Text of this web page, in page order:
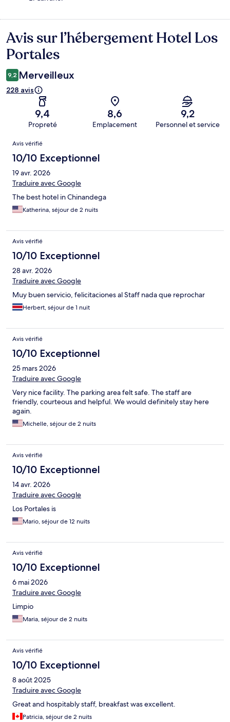
Avis
Avis sur l’hébergement Hotel Los
Portales
9,2 Merveilleux
228 avis
9,4
Propreté
8,6
Emplacement
9,2
Personnel et service
Avis
Avis vérifié
10/10 Exceptionnel
19 avr. 2026
Traduire avec Google
The best hotel in Chinandega
Katherina, séjour de 2 nuits
Avis vérifié
10/10 Exceptionnel
28 avr. 2026
Traduire avec Google
Muy buen servicio, felicitaciones al Staff nada que reprochar
Herbert, séjour de 1 nuit
Avis vérifié
10/10 Exceptionnel
25 mars 2026
Traduire avec Google
Very nice facility. The parking area felt safe. The staff are
friendly, courteous and helpful. We would definitely stay here
again.
Michelle, séjour de 2 nuits
Avis vérifié
10/10 Exceptionnel
14 avr. 2026
Traduire avec Google
Los Portales is
Mario, séjour de 12 nuits
Avis vérifié
10/10 Exceptionnel
6 mai 2026
Traduire avec Google
Limpio
Maria, séjour de 2 nuits
Avis vérifié
10/10 Exceptionnel
8 août 2025
Traduire avec Google
Great and hospitably staff, breakfast was excellent.
Patricia, séjour de 2 nuits